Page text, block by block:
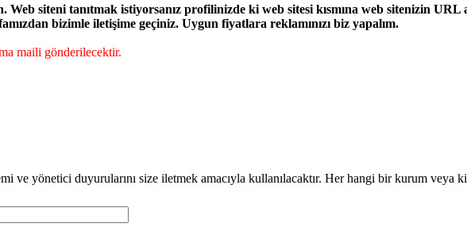
siteni tanıtmak istiyorsanız profilinizde ki web sitesi kısmına web sitenizin
bizimle iletişime geçiniz. Uygun fiyatlara reklamınızı biz yapalım.
maili gönderilecektir.
ve yönetici duyurularını size iletmek amacıyla kullanılacaktır. Her hangi bir kurum veya